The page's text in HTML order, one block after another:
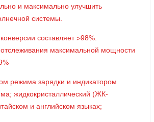
и максимально улучшить
системы.
составляет >98%.
максимальной мощности
режима зарядки и индикатором
жидкокристаллический (ЖК-
и английском языках;